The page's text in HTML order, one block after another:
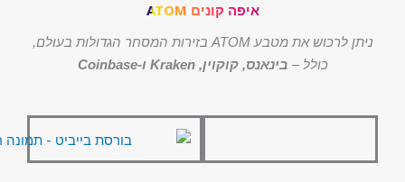
איפה קונים ATOM
ניתן לרכוש את מטבע ATOM בזירות המסחר הגדולות בעולם,
כולל – בינאנס, קוקוין, Kraken ו-Coinbase